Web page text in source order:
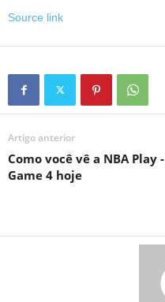
Source link
Artigo anterior
Como você vê a NBA Play -
Game 4 hoje